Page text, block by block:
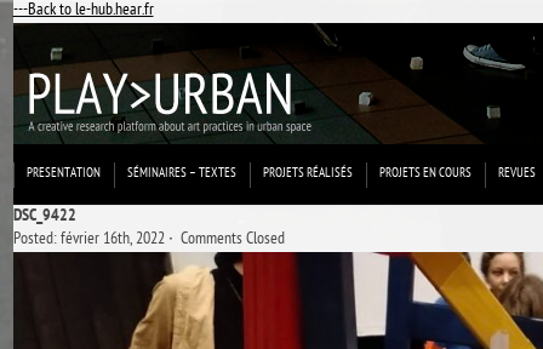
---Back to le-hub.hear.fr
PRESENTATION SÉMINAIRES – TEXTES PROJETS RÉALISÉS PROJETS EN COURS REVUES
DSC_9422
Posted: février 16th, 2022 ˑ Comments Closed